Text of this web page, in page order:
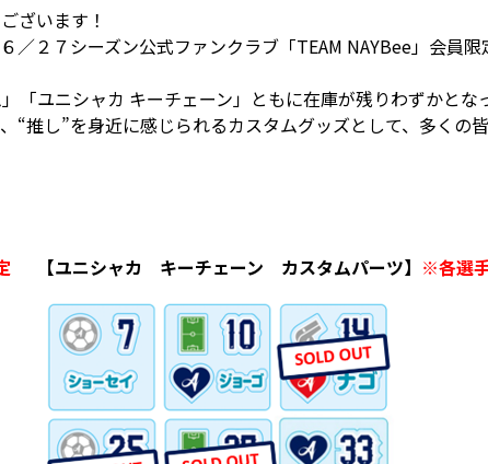
ざいます！
／２７シーズン公式ファンクラブ「TEAM NAYBee」会員
「ユニシャカ キーチェーン」ともに在庫が残りわずかとな
“推し”を身近に感じられるカスタムグッズとして、多くの
【ユニシャカ キーチェーン カスタムパーツ】 ※各選